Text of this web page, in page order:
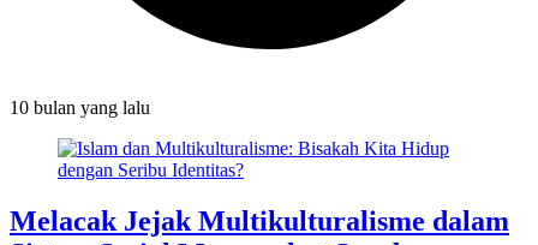
10 bulan yang lalu
Melacak Jejak Multikulturalisme dalam